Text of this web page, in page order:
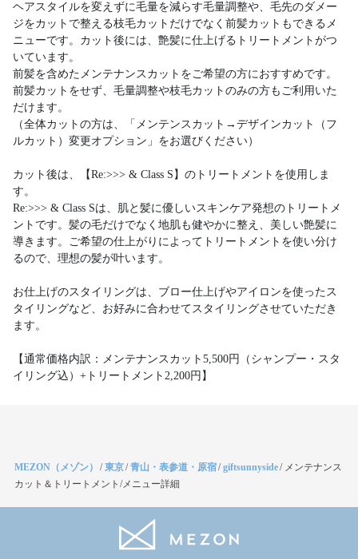
ヘアスタイルを変えずに毛量を減らす毛量調整や、毛先のダメー
ジをカットで整える枝毛カットだけでなく前髪カットもできるメ
ニューです。カット後には、艶髪に仕上げるトリートメントがつ
いています。
前髪を含めたメンテナンスカットをご希望の方におすすめです。
前髪カットをせず、毛量調整や枝毛カットのみの方もご利用いた
だけます。
（全体カットの方は、「メンテンスカット→デザインカット（フ
ルカット）変更オプション」をお選びください）
カット後は、【Re:>>> & Class S】のトリートメントを使用しま
す。
Re:>>> & Class Sは、肌と髪に優しいスキンケア発想のトリートメ
ントです。髪の毛だけでなく地肌も健やかに整え、美しい艶髪に
導きます。ご希望の仕上がりによってトリートメントを使い分け
るので、理想の髪が叶います。
お仕上げのスタイリングは、ブロー仕上げやアイロンを使ったス
タイリングなど、お好みに合わせてスタイリングさせていただき
ます。
【通常価格内訳：メンテナンスカット5,500円（シャンプー・スタ
イリング込）+トリートメント2,200円】
MEZON（メゾン） /東京/青山・表参道・原宿/giftsunnyside/ メンテナンス
カット＆トリートメント/メニュー詳細